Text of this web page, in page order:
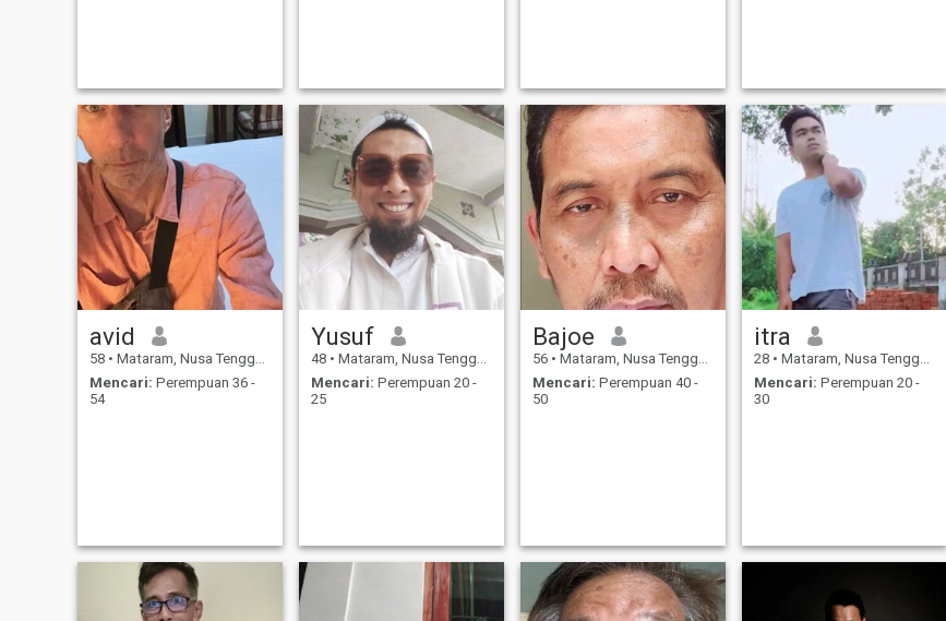
avid
58 • Mataram, Nusa Tenggara Barat, Indonesia
Mencari: Perempuan 36 -
54
Yusuf
48 • Mataram, Nusa Tenggara Barat, Indonesia
Mencari: Perempuan 20 -
25
Bajoe
56 • Mataram, Nusa Tenggara Barat, Indonesia
Mencari: Perempuan 40 -
50
itra
28 • Mataram, Nusa Tenggara Barat, Indonesia
Mencari: Perempuan 20 -
30